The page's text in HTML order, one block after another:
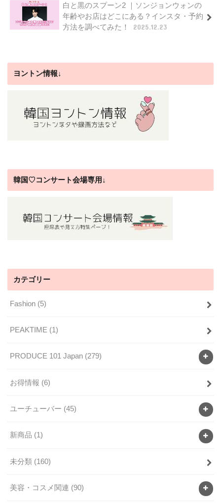
白と黒のスプーン2 ｜ソンジョンウォンの
年齢やお店はどこにある？インスタ・予約
方法を調べてみた！
2025.12.23
ヨントン情報↓
韓国♡コンサート会場専用↓
カテゴリー
Fashion (5)
PEAKTIME (1)
PRODUCE 101 Japan (279)
お得情報 (6)
ユーチューバー (45)
新商品 (1)
未分類 (160)
美容・コスメ関連 (90)